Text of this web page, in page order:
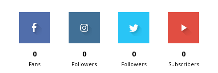
0
Fans
0
Followers
0
Followers
0
Subscribers